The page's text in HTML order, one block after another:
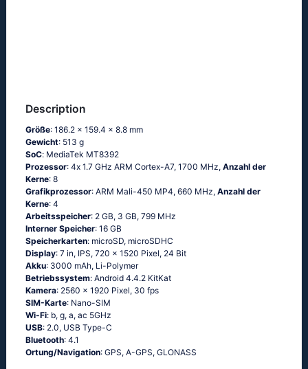
Description
Größe: 186.2 x 159.4 x 8.8 mm
Gewicht: 513 g
SoC: МеdiаТеk МТ8392
Prozessor: 4х 1.7 GНz АRМ Соrtех-А7, 1700 MHz, Anzahl der
Kerne: 8
Grafikprozessor: ARM Mali-450 MP4, 660 MHz, Anzahl der
Kerne: 4
Arbeitsspeicher: 2 GB, 3 GB, 799 MHz
Interner Speicher: 16 GB
Speicherkarten: microSD, microSDHC
Display: 7 in, IPS, 720 x 1520 Pixel, 24 Bit
Akku: 3000 mAh, Li-Polymer
Betriebssystem: Аndrоid 4.4.2 ΚitΚаt
Kamera: 2560 x 1920 Pixel, 30 fps
SIM-Karte: Nano-SIM
Wi-Fi: b, g, а, ас 5GНz
USB: 2.0, USB Type-C
Bluetooth: 4.1
Ortung/Navigation: GРS, А-GРS, GLОΝАSS